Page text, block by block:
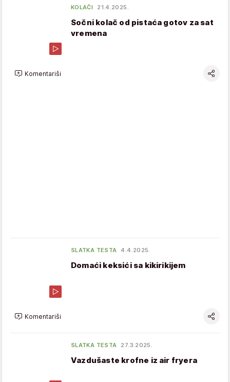
KOLAČI 21.4.2025.
Sočni kolač od pistaća gotov za sat
vremena
Komentariši
SLATKA TESTA 4.4.2025.
Domaći keksići sa kikirikijem
Komentariši
SLATKA TESTA 27.3.2025.
Vazdušaste krofne iz air fryera